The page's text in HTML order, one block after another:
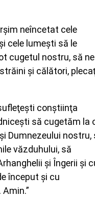
neîncetat cele
cele lumeşti să le
cugetul nostru, să ne
şi călători,
conştiinţa
să cugetăm la
Dumnezeului nostru,
văzduhului, să
şi Îngerii şi
început şi cu